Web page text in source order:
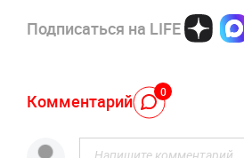
Подписаться на LIFE
Комментарий 0